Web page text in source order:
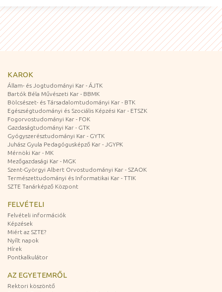
KAROK
Állam- és Jogtudományi Kar - ÁJTK
Bartók Béla Művészeti Kar - BBMK
Bölcsészet- és Társadalomtudományi Kar - BTK
Egészségtudományi és Szociális Képzési Kar - ETSZK
Fogorvostudományi Kar - FOK
Gazdaságtudományi Kar - GTK
Gyógyszerésztudományi Kar - GYTK
Juhász Gyula Pedagógusképző Kar - JGYPK
Mérnöki Kar - MK
Mezőgazdasági Kar - MGK
Szent-Györgyi Albert Orvostudományi Kar - SZAOK
Természettudományi és Informatikai Kar - TTIK
SZTE Tanárképző Központ
FELVÉTELI
Felvételi információk
Képzések
Miért az SZTE?
Nyílt napok
Hírek
Pontkalkulátor
AZ EGYETEMRŐL
Rektori köszöntő